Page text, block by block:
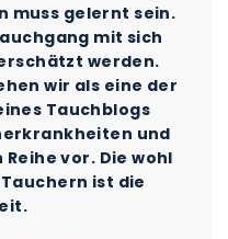
muss gelernt sein.
mit sich
werden.
wir als eine der
Tauchblogs
und
vor. Die wohl
ist die